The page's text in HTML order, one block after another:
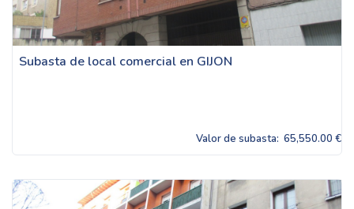
Subasta de local comercial en GIJON
Valor de subasta: 65,550.00 €